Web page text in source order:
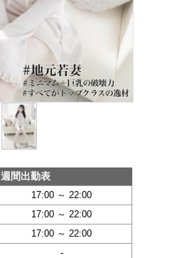
週間出勤表
17:00 ～ 22:00
17:00 ～ 22:00
17:00 ～ 22:00
-